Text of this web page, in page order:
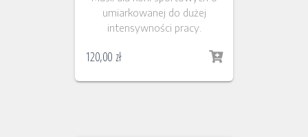
umiarkowanej do dużej
intensywności pracy.
120,00 zł